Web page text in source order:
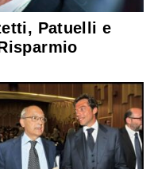
Patuelli e